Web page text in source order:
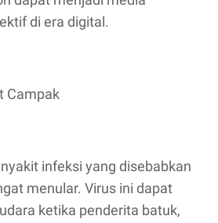
di era digital.
Campak
infeksi yang disebabkan
menular. Virus ini dapat
ketika penderita batuk,